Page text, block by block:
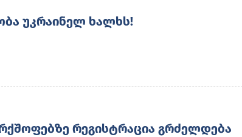
ᲣᲙᲠᲐᲘᲜᲔᲚ ᲮᲐᲚᲮᲡ!
ᲠᲔᲒᲘᲡᲢᲠᲐᲪᲘᲐ ᲒᲠᲫᲔᲚᲓᲔᲑᲐ